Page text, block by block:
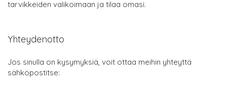
tarvikkeiden valikoimaan ja tilaa omasi.
Yhteydenotto
Jos sinulla on kysymyksiä, voit ottaa meihin yhteyttä
sähköpostitse: